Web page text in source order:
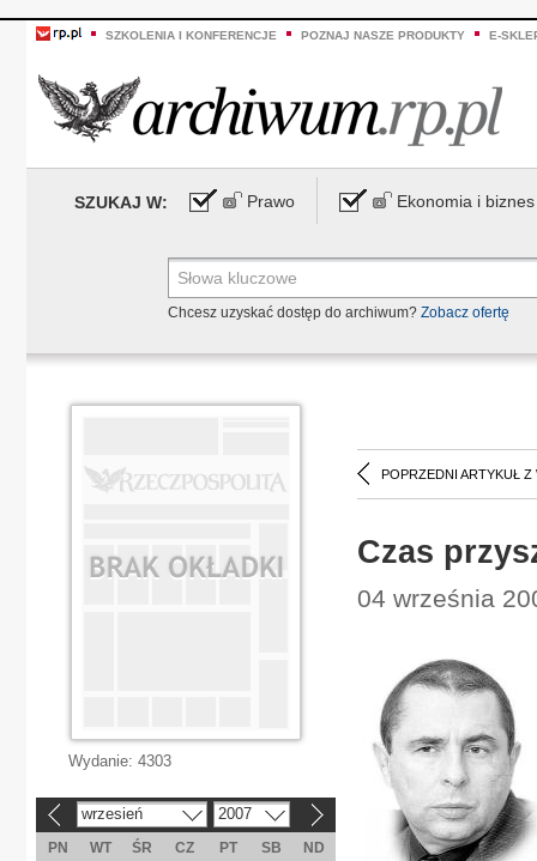
SZKOLENIA I KONFERENCJE POZNAJ NASZE PRODUKTY E-
SZUKAJ W: Prawo Ekonomia i biznes
Chcesz uzyskać dostęp do archiwum? Zobacz ofertę
POPRZEDNI ARTYKUŁ Z
Czas
04 września
Wydanie: 4303
wrzesień 2007
PN WT ŚR CZ PT SB
ND